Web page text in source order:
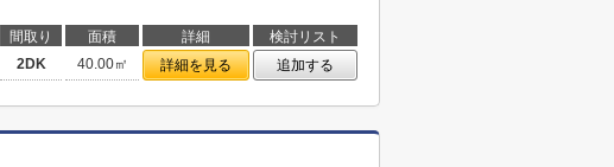
間取り 面積 詳細
検討リスト
2DK 40.00㎡ 詳細を見る 追加する